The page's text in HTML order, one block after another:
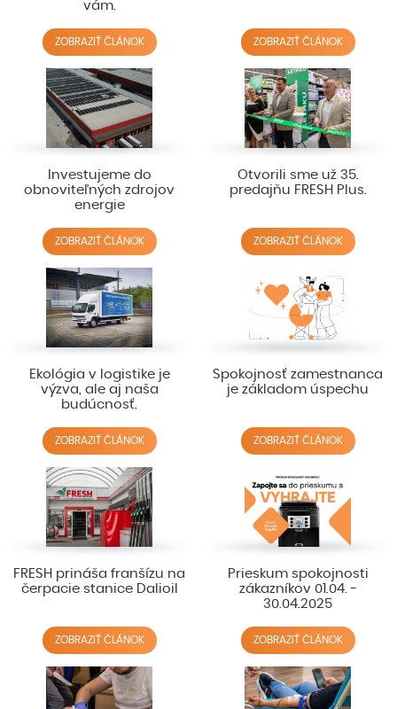
vám.
ZOBRAZIŤ ČLÁNOK ZOBRAZIŤ ČLÁNOK
Investujeme do
obnoviteľných zdrojov
energie
ZOBRAZIŤ ČLÁNOK
Otvorili sme už 35.
predajňu FRESH Plus.
ZOBRAZIŤ ČLÁNOK
Ekológia v logistike je
výzva, ale aj naša
budúcnosť.
ZOBRAZIŤ ČLÁNOK
Spokojnosť zamestnanca
je základom úspechu
ZOBRAZIŤ ČLÁNOK
FRESH prináša franšízu na
čerpacie stanice Dalioil
ZOBRAZIŤ ČLÁNOK
Prieskum spokojnosti
zákazníkov 01.04. -
30.04.2025
ZOBRAZIŤ ČLÁNOK